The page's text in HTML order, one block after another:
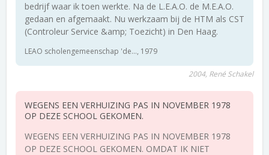
bedrijf waar ik toen werkte. Na de L.E.A.O. de M.E.A.O.
gedaan en afgemaakt. Nu werkzaam bij de HTM als CST
(Controleur Service &amp; Toezicht) in Den Haag.
LEAO scholengemeenschap 'de..., 1979
2004, René Schakel
WEGENS EEN VERHUIZING PAS IN NOVEMBER 1978
OP DEZE SCHOOL GEKOMEN.
WEGENS EEN VERHUIZING PAS IN NOVEMBER 1978
OP DEZE SCHOOL GEKOMEN. OMDAT IK NIET